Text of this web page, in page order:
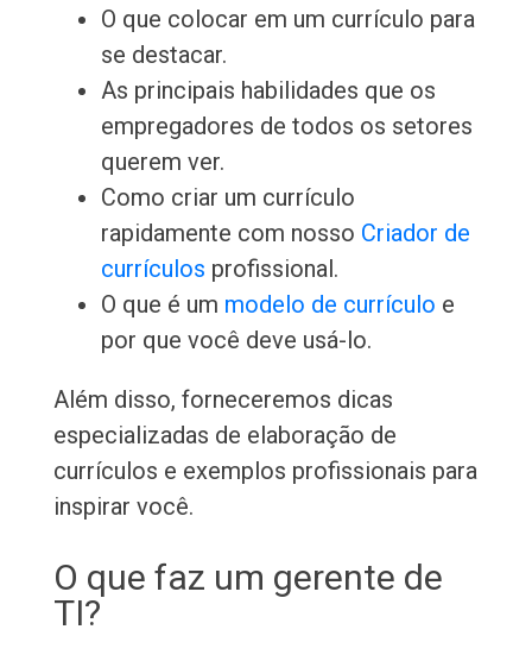
O que colocar em um currículo para
se destacar.
As principais habilidades que os
empregadores de todos os setores
querem ver.
Como criar um currículo
rapidamente com nosso Criador de
currículos profissional.
O que é um modelo de currículo e
por que você deve usá-lo.
Além disso, forneceremos dicas
especializadas de elaboração de
currículos e exemplos profissionais para
inspirar você.
O que faz um gerente de
TI?